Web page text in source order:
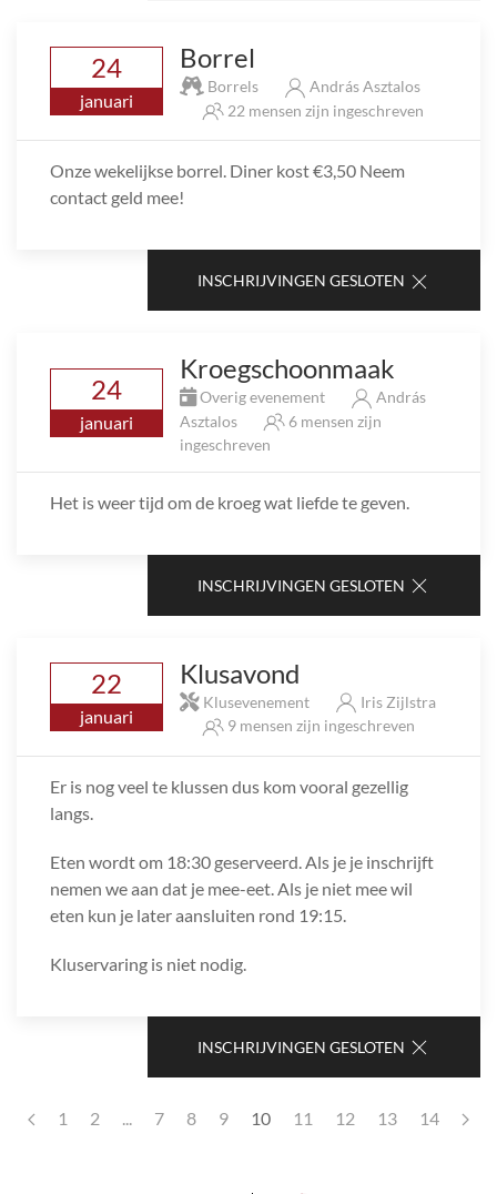
24
januari
Borrel
Borrels
András Asztalos
22 mensen zijn ingeschreven
Onze wekelijkse borrel. Diner kost €3,50 Neem
contact geld mee!
INSCHRIJVINGEN GESLOTEN
24
januari
Kroegschoonmaak
Overig evenement
András
Asztalos
6 mensen zijn
ingeschreven
Het is weer tijd om de kroeg wat liefde te geven.
INSCHRIJVINGEN GESLOTEN
22
januari
Klusavond
Klusevenement
Iris Zijlstra
9 mensen zijn ingeschreven
Er is nog veel te klussen dus kom vooral gezellig
langs.
Eten wordt om 18:30 geserveerd. Als je je inschrijft
nemen we aan dat je mee-eet. Als je niet mee wil
eten kun je later aansluiten rond 19:15.
Kluservaring is niet nodig.
INSCHRIJVINGEN GESLOTEN
1 2 ... 7 8 9 10 11 12 13 14